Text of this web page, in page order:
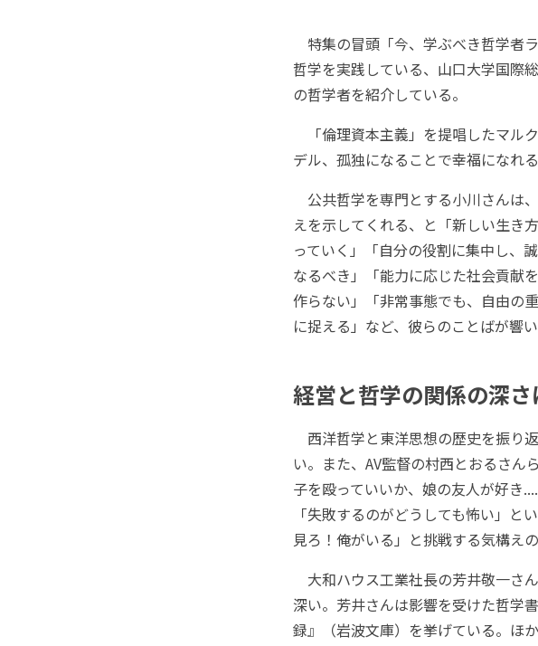
特集の冒頭「今、学ぶべき哲学者
哲学を実践している、山口大学国際
の哲学者を紹介している。
「倫理資本主義」を提唱したマル
デル、孤独になることで幸福になれ
公共哲学を専門とする小川さんは
えを示してくれる、と「新しい生き
っていく」「自分の役割に集中し、
なるべき」「能力に応じた社会貢献
作らない」「非常事態でも、自由の
に捉える」など、彼らのことばが響い
経営と哲学の関係の深さ
西洋哲学と東洋思想の歴史を振り
い。また、AV監督の村西とおるさ
子を殴っていいか、娘の友人が好き
「失敗するのがどうしても怖い」と
見ろ！俺がいる」と挑戦する気構え
大和ハウス工業社長の芳井敬一さ
深い。芳井さんは影響を受けた哲学
録』（岩波文庫）を挙げている。ほ